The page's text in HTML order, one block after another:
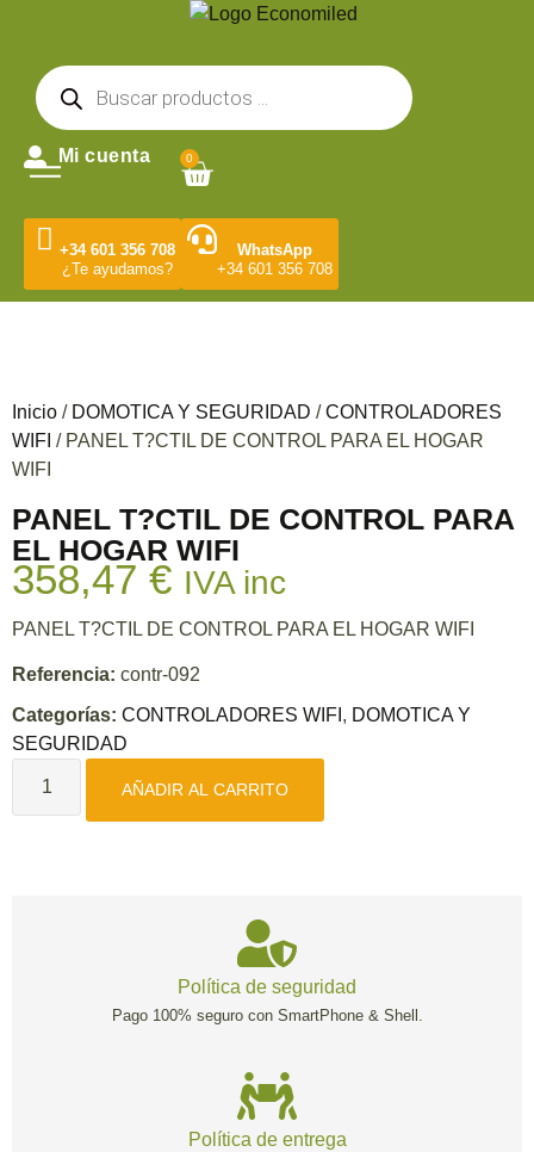
Mi cuenta 0
+34 601 356 708
¿Te ayudamos?
WhatsApp
+34 601 356 708
Inicio / DOMOTICA Y SEGURIDAD /CONTROLADORES
WIFI / PANEL T?CTIL DE CONTROL PARA EL HOGAR
WIFI
PANEL T?CTIL DE CONTROL PARA
EL HOGAR WIFI
358,47 € IVA inc
PANEL T?CTIL DE CONTROL PARA EL HOGAR WIFI
Referencia: contr-092
Categorías: CONTROLADORES WIFI , DOMOTICA Y
SEGURIDAD
AÑADIR AL CARRITO
Política de seguridad
Pago 100% seguro con SmartPhone & Shell.
Política de entrega